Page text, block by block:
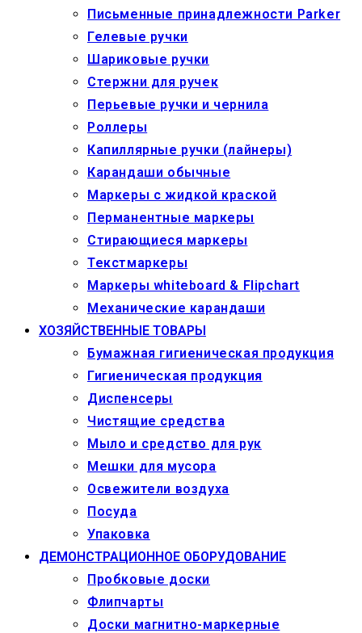
Письменные принадлежности Parker
Гелевые ручки
Шариковые ручки
Стержни для ручек
Перьевые ручки и чернила
Роллеры
Капиллярные ручки (лайнеры)
Карандаши обычные
Маркеры c жидкой краской
Перманентные маркеры
Стирающиеся маркеры
Текстмаркеры
Маркеры whiteboard & Flipchart
Механические карандаши
ХОЗЯЙСТВЕННЫЕ ТОВАРЫ
Бумажная гигиеническая продукция
Гигиеническая продукция
Диспенсеры
Чистящие средства
Мыло и средство для рук
Мешки для мусора
Освежители воздуха
Посуда
Упаковка
ДЕМОНСТРАЦИОННОЕ ОБОРУДОВАНИЕ
Пробковые доски
Флипчарты
Доски магнитно-маркерные